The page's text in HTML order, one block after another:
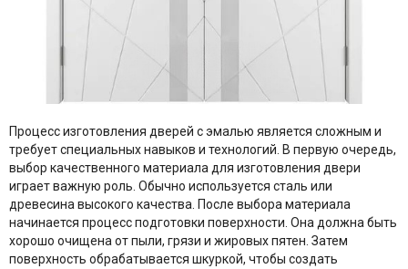
Процесс изготовления дверей с эмалью является сложным и
требует специальных навыков и технологий. В первую очередь,
выбор качественного материала для изготовления двери
играет важную роль. Обычно используется сталь или
древесина высокого качества. После выбора материала
начинается процесс подготовки поверхности. Она должна быть
хорошо очищена от пыли, грязи и жировых пятен. Затем
поверхность обрабатывается шкуркой, чтобы создать